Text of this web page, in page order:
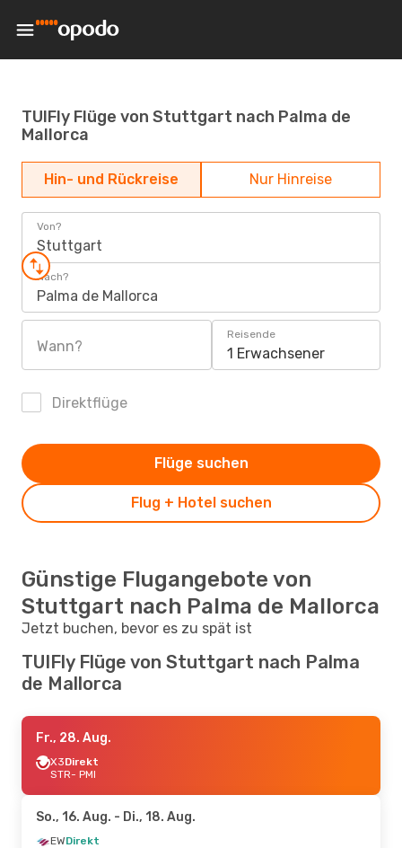
TUIFly Flüge von Stuttgart nach Palma de
Mallorca
Hin- und Rückreise Nur Hinreise
Von?
Stuttgart
Nach?
Palma de Mallorca
Wann?
Reisende
1 Erwachsener
Direktflüge
Flug + Hotel suchen
Flüge suchen
Günstige Flugangebote von
Stuttgart nach Palma de Mallorca
Jetzt buchen, bevor es zu spät ist
TUIFly Flüge von Stuttgart nach Palma
de Mallorca
Fr., 28. Aug.
X3Direkt
STR- PMI
So., 16. Aug. - Di., 18. Aug.
EWDirekt